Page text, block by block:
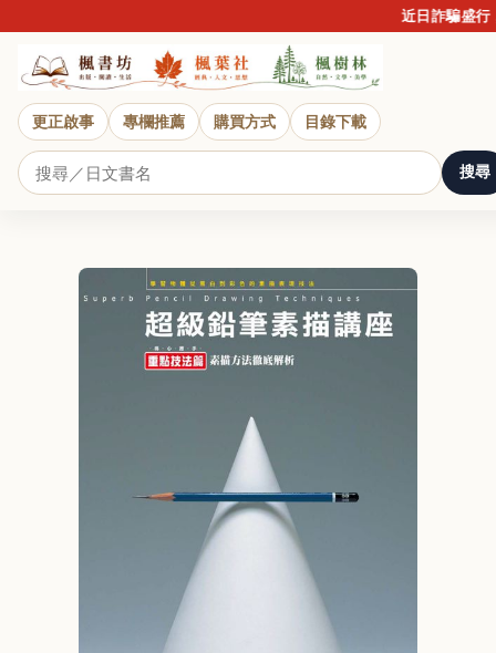
近日詐騙盛行
更正啟事 專欄推薦 購買方式 目錄下載
搜尋